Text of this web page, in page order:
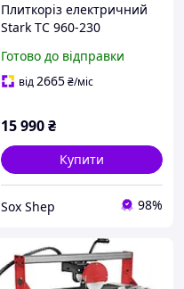
Плиткоріз електричний
Stark TC 960-230
Готово до відправки
від2665₴/міс
15 990₴
Купити
Sox Shep 98%